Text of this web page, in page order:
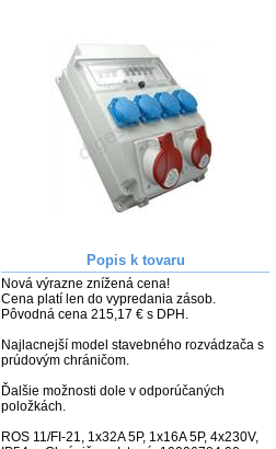
Popis k tovaru
Nová výrazne znížená cena!
Cena platí len do vypredania zásob.
Pôvodná cena 215,17 € s DPH.
Najlacnejší model stavebného rozvádzača s
prúdovým chráničom.
Ďalšie možnosti dole v odporúčaných
položkách.
ROS 11/FI-21, 1x32A 5P, 1x16A 5P, 4x230V,